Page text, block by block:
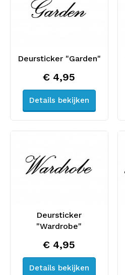
Deursticker "Garden"
€ 4,95
Details bekijken
Deursticker
"Wardrobe"
€ 4,95
Details bekijken